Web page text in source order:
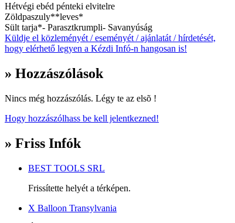
Hétvégi ebéd pénteki elvitelre
Zöldpaszuly**leves*
Sült tarja*- Parasztkrumpli- Savanyúság
Küldje el közleményét / eseményét / ajánlatát / hírdetését,
hogy elérhető legyen a Kézdi Infó-n hangosan is!
» Hozzászólások
Nincs még hozzászólás. Légy te az elsõ !
Hogy hozzászólhass be kell jelentkezned!
» Friss Infók
BEST TOOLS SRL
Frissítette helyét a térképen.
X Balloon Transylvania